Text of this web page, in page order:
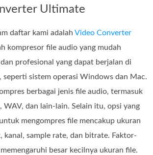
Ultimate
daftar kami adalahVideo Converter
kompresor file audio yang mudah
profesional yang dapat berjalan di
seperti sistem operasi Windows dan Mac.
berbagai jenis file audio, termasuk
WAV, dan lain-lain. Selain itu, opsi yang
mengompres file mencakup ukuran
kanal, sample rate, dan bitrate. Faktor-
besar kecilnya ukuran file.